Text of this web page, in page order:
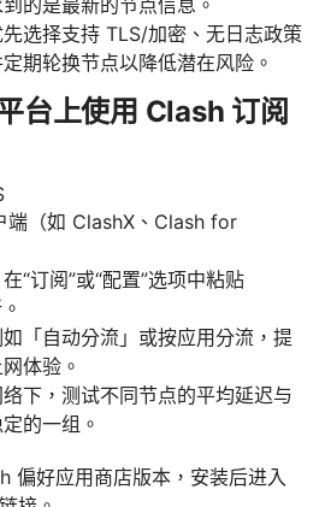
选择支持 TLS/加密、无日志政策
期轮换节点以降低潜在风险。
台上使用 Clash 订阅
端（如 ClashX、Clash for
“订阅”或“配置”选项中粘贴
「自动分流」或按应用分流，提
体验。
下，测试不同节点的平均延迟与
的一组。
偏好应用商店版本，安装后进入